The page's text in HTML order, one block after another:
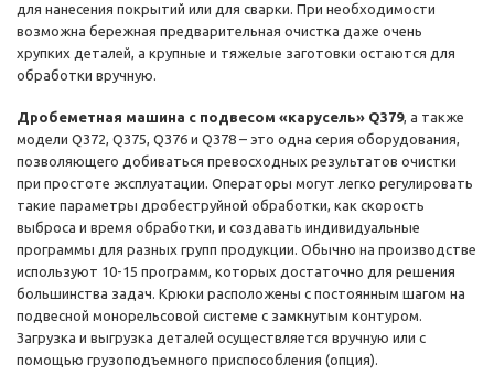
для нанесения покрытий или для сварки. При необходимости
возможна бережная предварительная очистка даже очень
хрупких деталей, а крупные и тяжелые заготовки остаются для
обработки вручную.
Дробеметная машина с подвесом «карусель» Q379, а также
модели Q372, Q375, Q376 и Q378 – это одна серия оборудования,
позволяющего добиваться превосходных результатов очистки
при простоте эксплуатации. Операторы могут легко регулировать
такие параметры дробеструйной обработки, как скорость
выброса и время обработки, и создавать индивидуальные
программы для разных групп продукции. Обычно на производстве
используют 10-15 программ, которых достаточно для решения
большинства задач. Крюки расположены с постоянным шагом на
подвесной монорельсовой системе с замкнутым контуром.
Загрузка и выгрузка деталей осуществляется вручную или с
помощью грузоподъемного приспособления (опция).